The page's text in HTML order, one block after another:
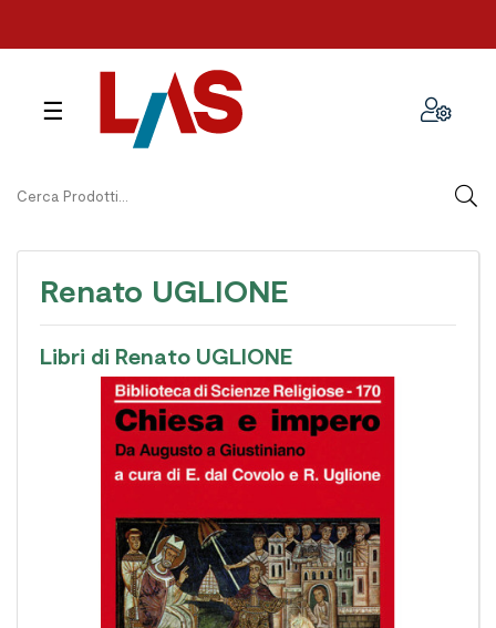
navigazione
☰
Renato UGLIONE
Libri di Renato UGLIONE